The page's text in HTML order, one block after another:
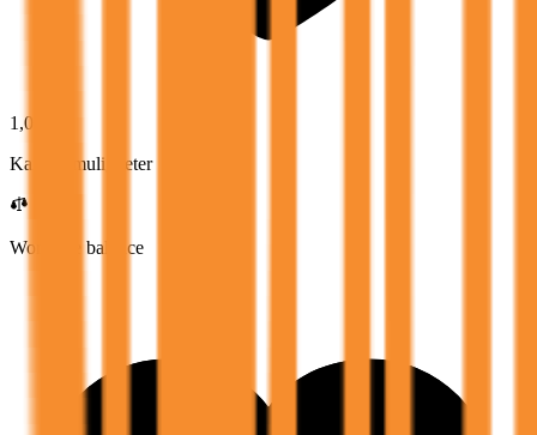
1,0
Karrieremuligheter
Work-life balance